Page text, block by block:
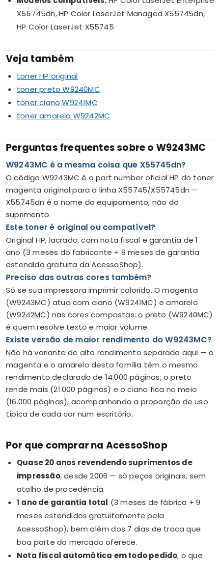
X55745dn, HP Color LaserJet Managed X55745dn,
HP Color LaserJet X55745
Veja também
toner HP original
toner preto W9240MC
toner ciano W9241MC
toner amarelo W9242MC
Perguntas frequentes sobre o W9243MC
W9243MC é a mesma coisa que X55745dn?
O código W9243MC é o part number oficial HP do toner
magenta original para a linha X55745/X55745dn —
X55745dn é o nome do equipamento, não do
suprimento.
Este toner é original ou compatível?
Original HP, lacrado, com nota fiscal e garantia de 1
ano (3 meses do fabricante + 9 meses de garantia
estendida gratuita da AcessoShop).
Preciso das outras cores também?
Só se sua impressora imprimir colorido. O magenta
(W9243MC) atua com ciano (W9241MC) e amarelo
(W9242MC) nas cores compostas; o preto (W9240MC)
é quem resolve texto e maior volume.
Existe versão de maior rendimento do W9243MC?
Não há variante de alto rendimento separada aqui — o
magenta e o amarelo desta família têm o mesmo
rendimento declarado de 14.000 páginas; o preto
rende mais (21.000 páginas) e o ciano fica no meio
(16.000 páginas), acompanhando a proporção de uso
típica de cada cor num escritório.
Por que comprar na AcessoShop
Quase 20 anos revendendo suprimentos de
impressão, desde 2006 — só peças originais, sem
atalho de procedência.
1 ano de garantia total (3 meses de fábrica + 9
meses estendidos gratuitamente pela
AcessoShop), bem além dos 7 dias de troca que
boa parte do mercado oferece.
Nota fiscal automática em todo pedido, o que